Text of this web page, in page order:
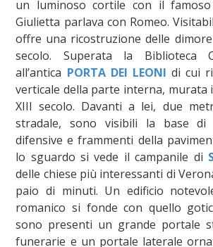
un luminoso cortile con il
Giulietta parlava con Romeo.
offre una ricostruzione delle
secolo. Superata la Biblioteca
all’antica PORTA DEI LEONI di cui
verticale della parte interna, murata
XIII secolo. Davanti a lei, due
stradale, sono visibili la base
difensive e frammenti della
lo sguardo si vede il campanile di
delle chiese più interessanti di
paio di minuti. Un edificio
romanico si fonde con quello
sono presenti un grande portale
funerarie e un portale laterale